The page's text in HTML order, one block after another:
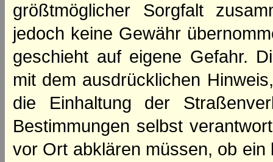
größtmöglicher Sorgfalt
jedoch keine Gewähr
geschieht auf eigene Gefahr.
mit dem ausdrücklichen
die Einhaltung der
Bestimmungen selbst
vor Ort abklären müssen, ob